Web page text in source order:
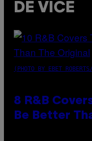
DE VICE
(PHOTO BY EBET
8 R&B
Be Better